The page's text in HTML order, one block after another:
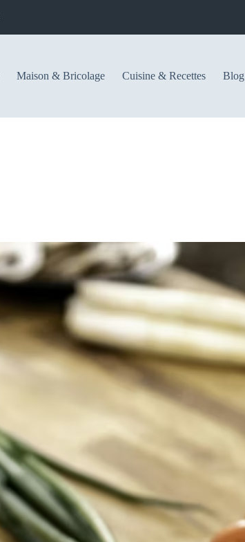
Maison & Bricolage Cuisine & Recettes Blog